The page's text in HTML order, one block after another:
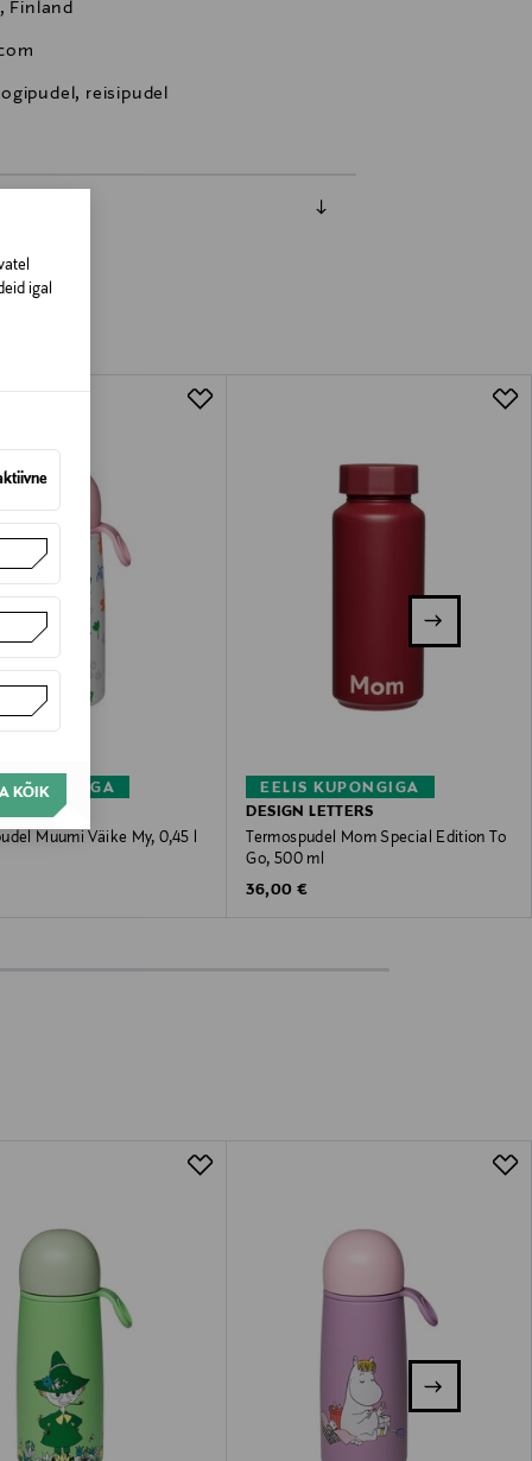
igal
KÕIK
Finland
reisipudel
KUPONGIGA
ARABIA
Muumi Väike My, 0,45 l
EELIS KUPONGIGA
DESIGN LETTERS
Termospudel Mom Special Edition To
Go, 500 ml
Original Price
36,00 €